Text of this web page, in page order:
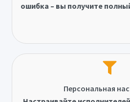
ошибка – вы получите
Персональная